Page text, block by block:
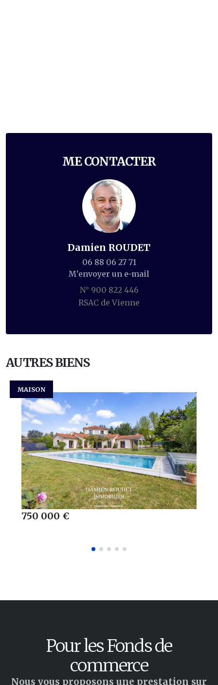
ME CONTACTER
Damien ROUDET
06 88 06 27 71
M'envoyer un e-mail
N° 900 822 446
RSAC de Vienne
AUTRES BIENS
MAISON
750 000 €
Pour les Fonds de
commerce
Nous vous proposons une prestation sur